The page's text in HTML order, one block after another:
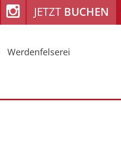
JETZT BUCHEN
Werdenfelserei